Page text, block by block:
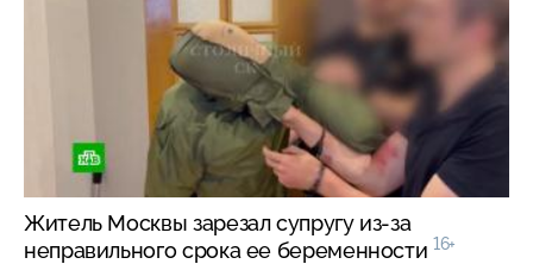
Житель Москвы зарезал супругу из-за
неправильного срока ее беременности 16+